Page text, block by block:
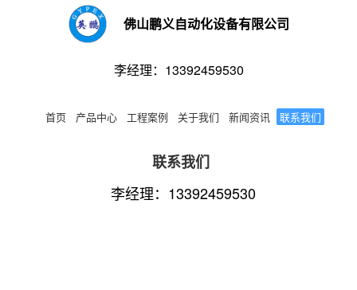
佛山鹏义自动化设备有限公司
李经理：13392459530
首页 产品中心 工程案例 关于我们 新闻资讯 联系我们
联系我们
李经理：13392459530